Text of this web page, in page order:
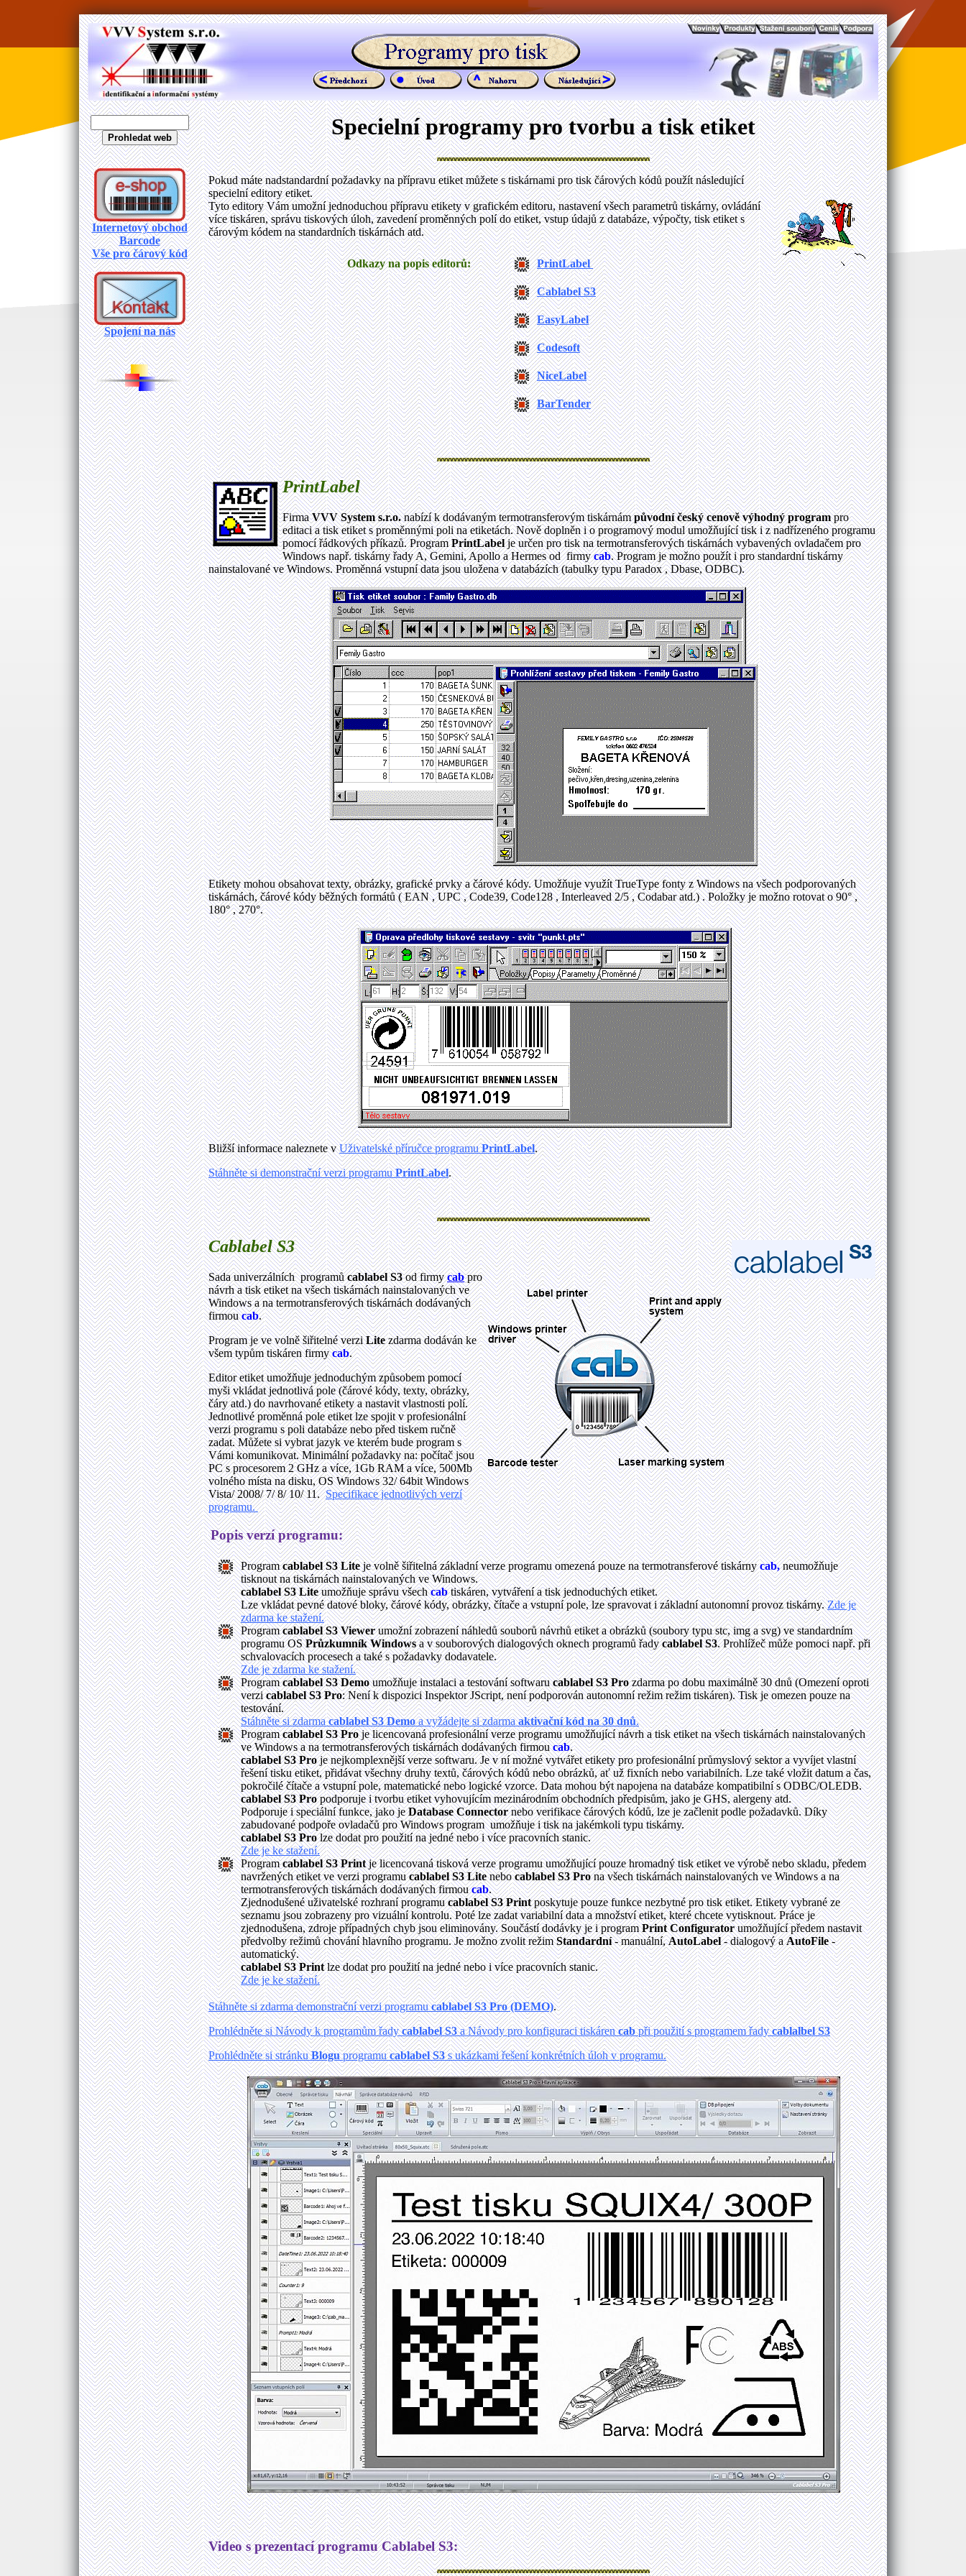
Internetový obchod
Barcode
Vše pro čárový kód
Spojení na nás
Specielní programy pro tvorbu a tisk etiket
Pokud máte nadstandardní požadavky na přípravu etiket můžete s tiskárnami pro tisk čárových kódů použít následující
specielní editory etiket.
Tyto editory Vám umožní jednoduchou přípravu etikety v grafickém editoru, nastavení všech parametrů tiskárny, ovládání
více tiskáren, správu tiskových úloh, zavedení proměnných polí do etiket, vstup údajů z databáze, výpočty, tisk etiket s
čárovým kódem na standardních tiskárnách atd.
Odkazy na popis editorů: PrintLabel
Cablabel S3
EasyLabel
Codesoft
NiceLabel
BarTender
PrintLabel
FirmaVVV System s.r.o.nabízí k dodávaným termotransferovým tiskárnámpůvodní český cenově výhodný programpro
editaci a tisk etiket s proměnnými poli na etiketách. Nově doplněn i o programový modul umožňující tisk i z nadřízeného programu
pomocí řádkových příkazů. ProgramPrintLabelje určen pro tisk na termotransferových tiskárnách vybavených ovladačem pro
Windows např. tiskárny řady A, Gemini, Apollo a Hermes od firmycab. Program je možno použít i pro standardní tiskárny
nainstalované ve Windows. Proměnná vstupní data jsou uložena v databázích (tabulky typu Paradox , Dbase, ODBC).
Etikety mohou obsahovat texty, obrázky, grafické prvky a čárové kódy. Umožňuje využít TrueType fonty z Windows na všech podporovaných
tiskárnách, čárové kódy běžných formátů ( EAN , UPC , Code39, Code128 , Interleaved 2/5 , Codabar atd.) . Položky je možno rotovat o 90° ,
180° , 270°.
Bližší informace naleznete vUživatelské příručce programuPrintLabel.
Stáhněte si demonstrační verzi programuPrintLabel.
CablabelS3
Sada univerzálních programůcablabel S3od firmycabpro
návrh a tisk etiket na všech tiskárnách nainstalovaných ve
Windows a na termotransferových tiskárnách dodávaných
firmoucab.
Program je ve volně šiřitelné verziLitezdarma dodáván ke
všem typům tiskáren firmycab.
Editor etiket umožňuje jednoduchým způsobem pomocí
myši vkládat jednotlivá pole (čárové kódy, texty, obrázky,
čáry atd.) do navrhované etikety a nastavit vlastnosti polí.
Jednotlivé proměnná pole etiket lze spojit v profesionální
verzi programu s poli databáze nebo před tiskem ručně
zadat. Můžete si vybrat jazyk ve kterém bude program s
Vámi komunikovat. Minimální požadavky na: počítač jsou
PC s procesorem 2 GHz a více, 1Gb RAM a více, 500Mb
volného místa na disku, OS Windows 32/ 64bit Windows
Vista/ 2008/ 7/ 8/ 10/ 11.Specifikace jednotlivých verzí
programu.
Popis verzí programu:
Programcablabel S3 Liteje volně šiřitelná základní verze programu omezená pouze na termotransferové tiskárnycab,neumožňuje
tisknout na tiskárnách nainstalovaných ve Windows.
cablabel S3 Liteumožňuje správu všechcabtiskáren, vytváření a tisk jednoduchých etiket.
Lze vkládat pevné datové bloky, čárové kódy, obrázky, čítače a vstupní pole, lze spravovat i základní autonomní provoz tiskárny.Zde je
zdarma ke stažení.
Programcablabel S3 Viewerumožní zobrazení náhledů souborů návrhů etiket a obrázků (soubory typu stc, img a svg) ve standardním
programu OSPrůzkumník Windowsa v souborových dialogových oknech programů řadycablabel S3. Prohlížeč může pomoci např. při
schvalovacích procesech a také s požadavky dodavatele.
Zde je zdarma ke stažení.
Programcablabel S3 Demoumožňuje instalaci a testování softwarucablabel S3 Prozdarma po dobu maximálně 30 dnů (Omezení oproti
verzicablabel S3 Pro: Není k dispozici Inspektor JScript, není podporován autonomní režim režim tiskáren). Tisk je omezen pouze na
testování.
Stáhněte si zdarmacablabel S3 Demoa vyžádejte si zdarmaaktivační kód na 30 dnů.
Programcablabel S3 Proje licencovaná profesionální verze programu umožňující návrh a tisk etiket na všech tiskárnách nainstalovaných
ve Windows a na termotransferových tiskárnách dodávaných firmoucab.
cablabel S3 Proje nejkomplexnější verze softwaru. Je v ní možné vytvářet etikety pro profesionální průmyslový sektor a vyvíjet vlastní
řešení tisku etiket, přidávat všechny druhy textů, čárových kódů nebo obrázků, ať už fixních nebo variabilních. Lze také vložit datum a čas,
pokročilé čítače a vstupní pole, matematické nebo logické vzorce. Data mohou být napojena na databáze kompatibilní s ODBC/OLEDB.
cablabel S3 Propodporuje i tvorbu etiket vyhovujícím mezinárodním obchodních předpisům, jako je GHS, alergeny atd.
Podporuje i speciální funkce, jako jeDatabase Connectornebo verifikace čárových kódů, lze je začlenit podle požadavků. Díky
zabudované podpoře ovladačů pro Windows program umožňuje i tisk na jakémkoli typu tiskárny.
cablabel S3 Prolze dodat pro použití na jedné nebo i více pracovních stanic.
Zde je ke stažení.
Programcablabel S3 Printje licencovaná tisková verze programu umožňující pouze hromadný tisk etiket ve výrobě nebo skladu, předem
navržených etiket ve verzi programucablabel S3 Litenebocablabel S3 Prona všech tiskárnách nainstalovaných ve Windows a na
termotransferových tiskárnách dodávaných firmoucab.
Zjednodušené uživatelské rozhraní programucablabel S3 Printposkytuje pouze funkce nezbytné pro tisk etiket. Etikety vybrané ze
seznamu jsou zobrazeny pro vizuální kontrolu. Poté lze zadat variabilní data a množství etiket, které chcete vytisknout. Práce je
zjednodušena, zdroje případných chyb jsou eliminovány. Součástí dodávky je i programPrint Configuratorumožňující předem nastavit
předvolby režimů chování hlavního programu. Je možno zvolit režimStandardní- manuální,AutoLabel- dialogový aAutoFile-
automatický.
cablabel S3 Printlze dodat pro použití na jedné nebo i více pracovních stanic.
Zde je ke stažení.
Stáhněte si zdarma demonstrační verzi programucablabel S3 Pro (DEMO).
Prohlédněte si Návody k programům řadycablabel S3a Návody pro konfiguraci tiskárencabpři použití s programem řadycablalbel S3
Prohlédněte si stránkuBloguprogramucablabel S3s ukázkami řešení konkrétních úloh v programu.
Video s prezentací programu Cablabel S3: